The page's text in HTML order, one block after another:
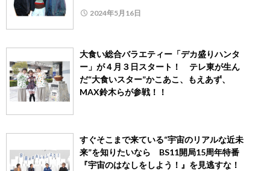
2024年5月16日
大食い総合バラエティー「デカ盛りハンタ
ー」が４月３日スタート！ テレ東が生ん
だ“大食いスター”かこあこ、もえあず、
MAX鈴木らが参戦！！
すぐそこまで来ている“宇宙のリアルな近未
来”を知りたいなら BS11開局15周年特番
『宇宙のはなしをしよう！』を見逃すな！